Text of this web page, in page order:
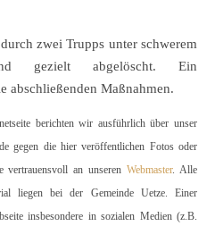
zwei Trupps unter schwerem
gezielt abgelöscht. Ein
abschließenden Maßnahmen.
berichten wir ausführlich über unser
gegen die hier veröffentlichen Fotos oder
vertrauensvoll an unserenWebmaster. Alle
liegen bei der Gemeinde Uetze. Einer
insbesondere in sozialen Medien (z.B.